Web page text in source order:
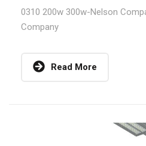
0310 200w 300w-Nelson
Company
Read More